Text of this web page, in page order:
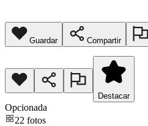
Guardar Compartir
Destacar
Opcionada
22 fotos